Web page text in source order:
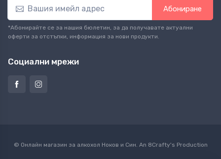
Абониране
*Абонирайте се за нашия бюлетин, за да получавате актуални
оферти за отстъпки, информация за нови продукти.
Социални мрежи
© Онлайн магазин за алкохол Ноков и Син. An 8Crafty's Production